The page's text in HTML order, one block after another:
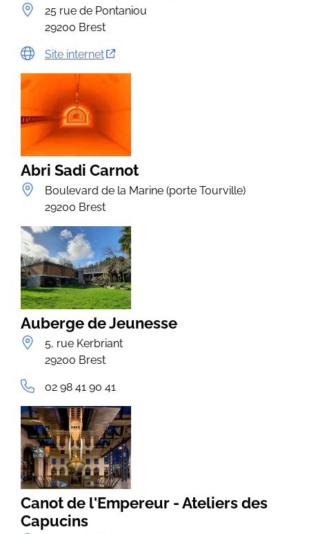
25 rue de Pontaniou
29200 Brest
Site internet
Abri Sadi Carnot
Boulevard de la Marine (porte Tourville)
29200 Brest
Auberge de Jeunesse
5, rue Kerbriant
29200 Brest
02 98 41 90 41
Canot de l'Empereur - Ateliers des
Capucins